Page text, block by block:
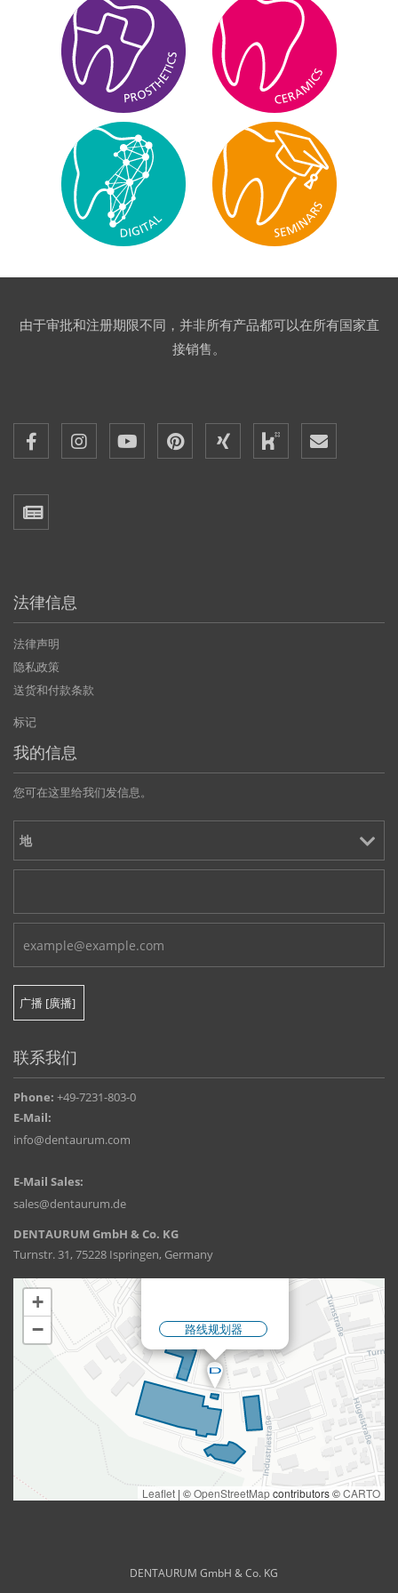
由于审批和注册期限不同，并非所有产品都可以在所有国家直
接销售。
法律信息
法律声明
隐私政策
送货和付款条款
标记
我的信息
您可在这里给我们发信息。
联系我们
Phone: +49-7231-803-0
E-Mail:
info@dentaurum.com
E-Mail Sales:
sales@dentaurum.de
DENTAURUM GmbH & Co. KG
Turnstr. 31, 75228 Ispringen, Germany
DENTAURUM GmbH & Co. KG